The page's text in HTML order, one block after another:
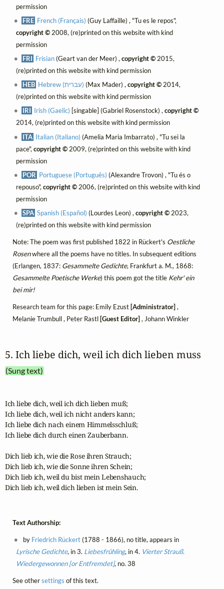
permission
FRE French (Français) (Guy Laffaille) , "Tu es le repos",
copyright ©2008, (re)printed on this website with kind
permission
FRI Frisian(Geart van der Meer) ,copyright ©2015,
(re)printed on this website with kind permission
HEB
Hebrew (עברית) (Max Mader) ,copyright ©2014,
(re)printed on this website with kind permission
IRI Irish (Gaelic) [singable] (Gabriel Rosenstock) ,copyright ©
2014, (re)printed on this website with kind permission
ITA Italian (Italiano) (Amelia Maria Imbarrato) , "Tu sei la
pace", copyright ©2009, (re)printed on this website with kind
permission
POR Portuguese (Português) (Alexandre Trovon) , "Tu és o
repouso", copyright ©2006, (re)printed on this website with kind
permission
SPA Spanish (Español) (Lourdes Leon) ,copyright © 2023,
(re)printed on this website with kind permission
Note: The poem was first published 1822 in Rückert's Oestliche
Rosenwhere all the poems have no titles. In subsequent editions
(Erlangen, 1837: Gesammelte Gedichte, Frankfurt a. M., 1868:
Gesammelte Poetische Werke) this poem got the title Kehr' ein
bei mir!
Research team for this page: Emily Ezust [Administrator] ,
Melanie Trumbull , Peter Rastl [Guest Editor] , Johann Winkler
5. Ich liebe dich, weil ich dich lieben muss
(Sung text)
Ich liebe dich, weil ich dich lieben muß;
Ich liebe dich, weil ich nicht anders kann;
Ich liebe dich nach einem Himmelsschluß;
Ich liebe dich durch einen Zauberbann.
Dich lieb ich, wie die Rose ihren Strauch;
Dich lieb ich, wie die Sonne ihren Schein;
Dich lieb ich, weil du bist mein Lebenshauch;
Dich lieb ich, weil dich lieben ist mein Sein.
Text Authorship:
by Friedrich Rückert(1788 - 1866), no title, appears in
Lyrische Gedichte, in 3. Liebesfrühling, in 4. Vierter Strauß.
Wiedergewonnen [or Entfremdet], no. 38
See othersettings of this text.